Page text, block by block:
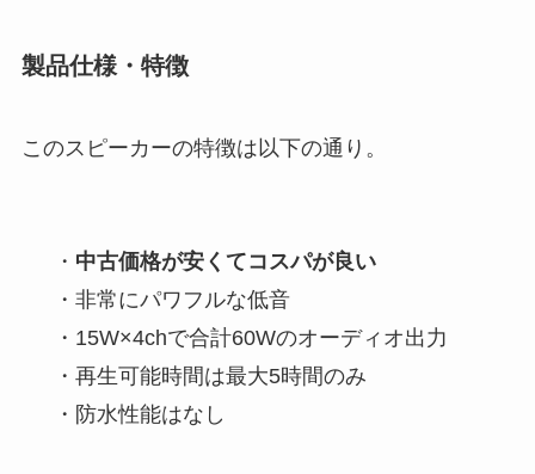
製品仕様・特徴
このスピーカーの特徴は以下の通り。
・ 中古価格が安くてコスパが良い
・非常にパワフルな低音
・15W×4chで合計60Wのオーディオ出力
・ 再生可能時間は最大5時間のみ
・防水性能はなし